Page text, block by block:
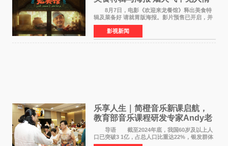
温暖
8月7日，电影《欢迎来龙餐馆》释出美食特
辑及菜备好 请就胃版海报。影片预售已开启，并
将于8月8日至10日14:00-21:00举行全国超前点
映。电影《欢迎来龙餐馆》作为战争美食喜剧大
片，讲述了中国
影视新闻
乐享人生｜简橙音乐新课启航，
教育部音乐课程研发专家Andy老
师重磅入驻领航银龄琴声
导语 截至2024年底，我国60岁及以上人
口已突破3 1亿，占总人口比重达22%，银发群体
的精神文化需求日益凸显。2024年1月，国务院办